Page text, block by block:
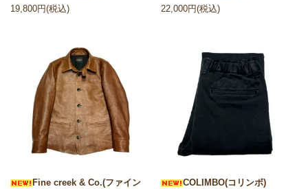
19,800円(税込)
22,000円(税込)
Fine creek & Co.(ファイン
COLIMBO(コリンボ)